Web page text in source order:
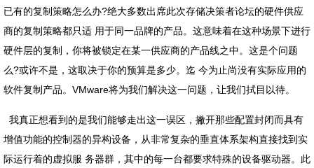
已有的复制策略怎么办?绝大多数出席此次存储决策者论坛的硬件供应
商的复制策略都只适 用于同一品牌的产品。这意味着在这种场景下进行
硬件层的复制，你将被锁定在某一供应商的产品线之中。这是个问题
么?或许不是，这取决于你的预算是多少。迄 今为止尚没有实际应用的
软件复制产品。VMware将为我们解决这一问题，让我们拭目以待。
我真正想看到的是我们能够走出这一误区，撇开那些配置封闭而具有
增值功能的控制器的异构设备，从非常复杂的垂直体系架构直接找到实
际运行着的虚拟服 务器群，其中的每一台都要求特殊的设备驱动器。此